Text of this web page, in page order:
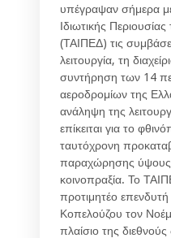
υπέγραψαν σήμερα
Ιδιωτικής
(ΤΑΙΠΕΔ) τις
λειτουργία, τη
συντήρηση των 14
αεροδρομίων της
ανάληψη της
επίκειται για το
ταυτόχρονη
παραχώρησης
κοινοπραξία. Το
προτιμητέο
Κοπελούζου τον
πλαίσιο της διεθνούς